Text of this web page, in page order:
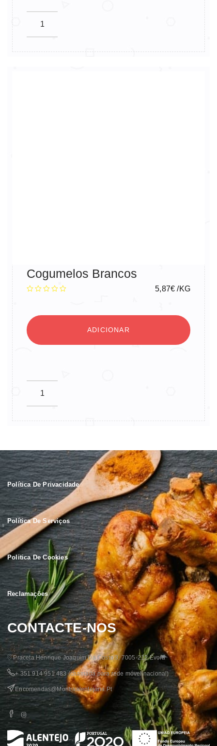
Cogumelos Brancos
5,87€ /KG
ADICIONAR
Política De Privacidade
Política De Serviços
Politica De Cookies
Reclamações
CONTACTE-NOS
Praceta Henrique Joaquim Da Costa 3, 7005-212 Évora
+ 351 914 951 483 (chamada para rede móvel nacional)
Encomendas@montraalentejana.pt